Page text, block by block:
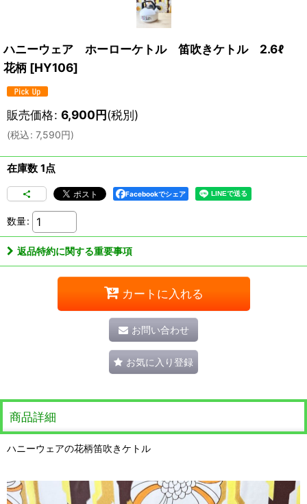
ハニーウェア ホーローケトル 笛吹きケトル 2.6ℓ
花柄 [HY106]
販売価格: 6,900円(税別)
(税込: 7,590円)
在庫数 1点
Facebookでシェア
数量:
返品特約に関する重要事項
カートに入れる
お問い合わせ
お気に入り登録
商品詳細
ハニーウェアの花柄笛吹きケトル